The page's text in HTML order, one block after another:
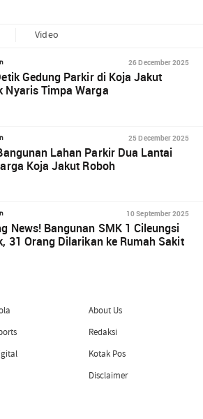
Video
26 December 2025
Gedung Parkir di Koja Jakut
Nyaris Timpa Warga
25 December 2025
Lahan Parkir Dua Lantai
Koja Jakut Roboh
10 September 2025
News! Bangunan SMK 1 Cileungsi
31 Orang Dilarikan ke Rumah Sakit
About Us
Redaksi
Kotak Pos
Disclaimer